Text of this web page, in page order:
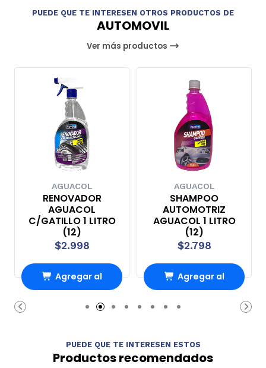
PUEDE QUE TE INTERESEN OTROS PRODUCTOS DE
AUTOMOVIL
Ver más productos
AGUACOL
RENOVADOR
AGUACOL
C/GATILLO 1 LITRO
(12)
$2.998
Agregar al
carrito
AGUACOL
SHAMPOO
AUTOMOTRIZ
AGUACOL 1 LITRO
(12)
$2.798
Agregar al
carrito
PUEDE QUE TE INTERESEN ESTOS
Productos recomendados